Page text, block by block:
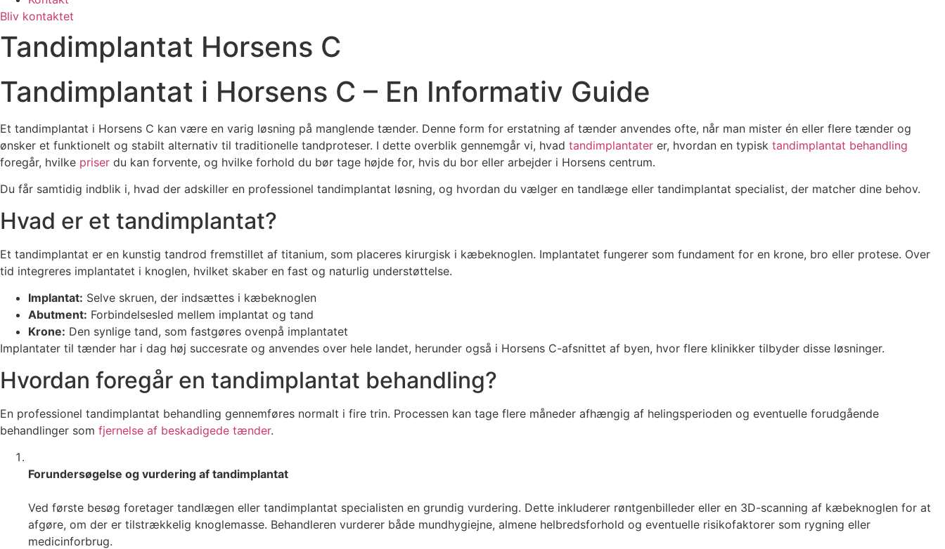
Bliv kontaktet
Tandimplantat Horsens C
Tandimplantat i Horsens C – En Informativ Guide
Et tandimplantat i Horsens C kan være en varig løsning på manglende tænder. Denne form for erstatning af tænder anvendes ofte, når man mister én eller flere tænder og
ønsker et funktionelt og stabilt alternativ til traditionelle tandproteser. I dette overblik gennemgår vi, hvad tandimplantater er, hvordan en typisk tandimplantat behandling
foregår, hvilke priser du kan forvente, og hvilke forhold du bør tage højde for, hvis du bor eller arbejder i Horsens centrum.
Du får samtidig indblik i, hvad der adskiller en professionel tandimplantat løsning, og hvordan du vælger en tandlæge eller tandimplantat specialist, der matcher dine behov.
Hvad er et tandimplantat?
Et tandimplantat er en kunstig tandrod fremstillet af titanium, som placeres kirurgisk i kæbeknoglen. Implantatet fungerer som fundament for en krone, bro eller protese. Over
tid integreres implantatet i knoglen, hvilket skaber en fast og naturlig understøttelse.
Implantat: Selve skruen, der indsættes i kæbeknoglen
Abutment: Forbindelsesled mellem implantat og tand
Krone: Den synlige tand, som fastgøres ovenpå implantatet
Implantater til tænder har i dag høj succesrate og anvendes over hele landet, herunder også i Horsens C-afsnittet af byen, hvor flere klinikker tilbyder disse løsninger.
Hvordan foregår en tandimplantat behandling?
En professionel tandimplantat behandling gennemføres normalt i fire trin. Processen kan tage flere måneder afhængig af helingsperioden og eventuelle forudgående
behandlinger som fjernelse af beskadigede tænder.
Forundersøgelse og vurdering af tandimplantat
Ved første besøg foretager tandlægen eller tandimplantat specialisten en grundig vurdering. Dette inkluderer røntgenbilleder eller en 3D-scanning af kæbeknoglen for at
afgøre, om der er tilstrækkelig knoglemasse. Behandleren vurderer både mundhygiejne, almene helbredsforhold og eventuelle risikofaktorer som rygning eller
medicinforbrug.